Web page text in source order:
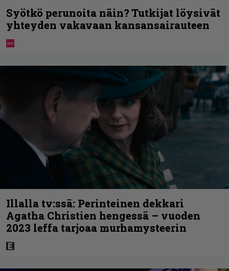
Syötkö perunoita näin? Tutkijat löysivät
yhteyden vakavaan kansansairauteen
Illalla tv:ssä: Perinteinen dekkari
Agatha Christien hengessä – vuoden
2023 leffa tarjoaa murhamysteerin